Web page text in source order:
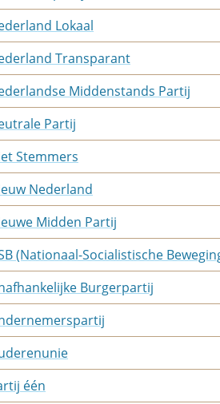
Lokaal
Transparant
Middenstands Partij
Partij
Stemmers
Nederland
Midden Partij
(Nationaal-Socialistische
Burgerpartij
één